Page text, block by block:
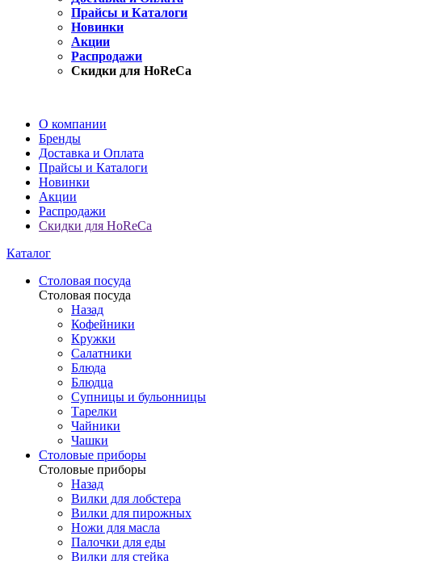
Прайсы и Каталоги
Новинки
Акции
Распродажи
Скидки для HoReCa
О компании
Бренды
Доставка и Оплата
Прайсы и Каталоги
Новинки
Акции
Распродажи
Скидки для HoReCa
Каталог
Столовая посуда
Столовая посуда
Назад
Кофейники
Кружки
Салатники
Блюда
Блюдца
Супницы и бульонницы
Тарелки
Чайники
Чашки
Cтоловые приборы
Cтоловые приборы
Назад
Вилки для лобстера
Вилки для пирожных
Ножи для масла
Палочки для еды
Вилки для стейка